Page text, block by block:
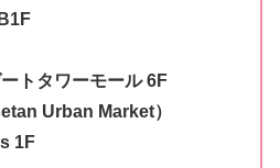
トタワーモール 6F
Urban Market）
1F